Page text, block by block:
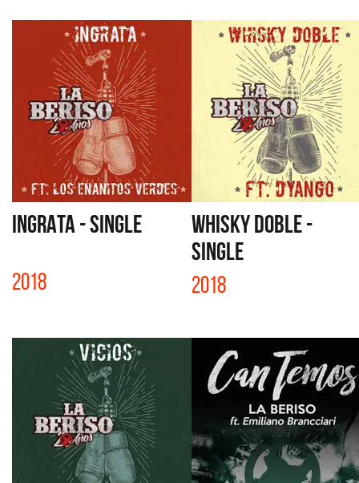
INGRATA - SINGLE
2018
WHISKY DOBLE -
SINGLE
2018